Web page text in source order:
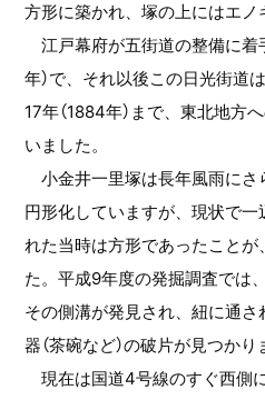
方形に築かれ、塚の上にはエノ
江戸幕府が五街道の整備に着
年）で、それ以後この日光街道
17年（1884年）まで、東北地方
いました。
小金井一里塚は長年風雨にさ
円形化していますが、現状で
れた当時は方形であったことが
た。平成9年度の発掘調査では
その側溝が発見され、紐に通さ
器（茶碗など）の破片が見つかり
現在は国道4号線のすぐ西側